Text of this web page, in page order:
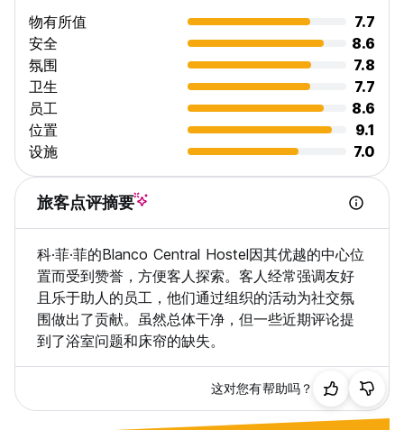
行李。
如果您要去兰达岛或甲米岛旅行，您可能想再次入住我们的其他旅
馆之一！
请在 Hostelworld 和我们的网站上查看 Blanco Hideout Railay
和 Blanco Lanta。
请注意：抵达后：请向我们的接待处提供您的预订姓名和护照。如
果您是团体预订，请准备好每个人的护照。客人须在办理入住时出
示护照。护照在您逗留期间将被保留，不接受其他形式的身份证
件。
请注意：宿舍年龄政策 18 岁至 35 岁
请注意，在抵达前 1-3 天进行的大型团体预订在预订 4 或 6 床位
宿舍时，不能保证位于同一间客房。请在预订后给我们发电子邮
件，我们将尽力安排大家一起。
如果床位未满，我们也不接受团体预订，即 3 人预订 4 床位宿舍
我们期待您的光临！
物有所值
7.7
安全
8.6
氛围
7.8
卫生
7.7
员工
8.6
位置
9.1
设施
7.0
旅客点评摘要
科·菲·菲的Blanco Central Hostel因其优越的中心位
置而受到赞誉，方便客人探索。客人经常强调友好
且乐于助人的员工，他们通过组织的活动为社交氛
围做出了贡献。虽然总体干净，但一些近期评论提
到了浴室问题和床帘的缺失。
这对您有帮助吗？